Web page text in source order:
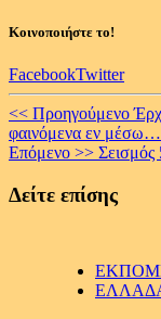
Κοινοποιήστε το!
FacebookTwitter
Continue
Reading
<< Προηγούμενο
φαινόμενα εν
Επόμενο >> Σεισμός
Δείτε επίσης